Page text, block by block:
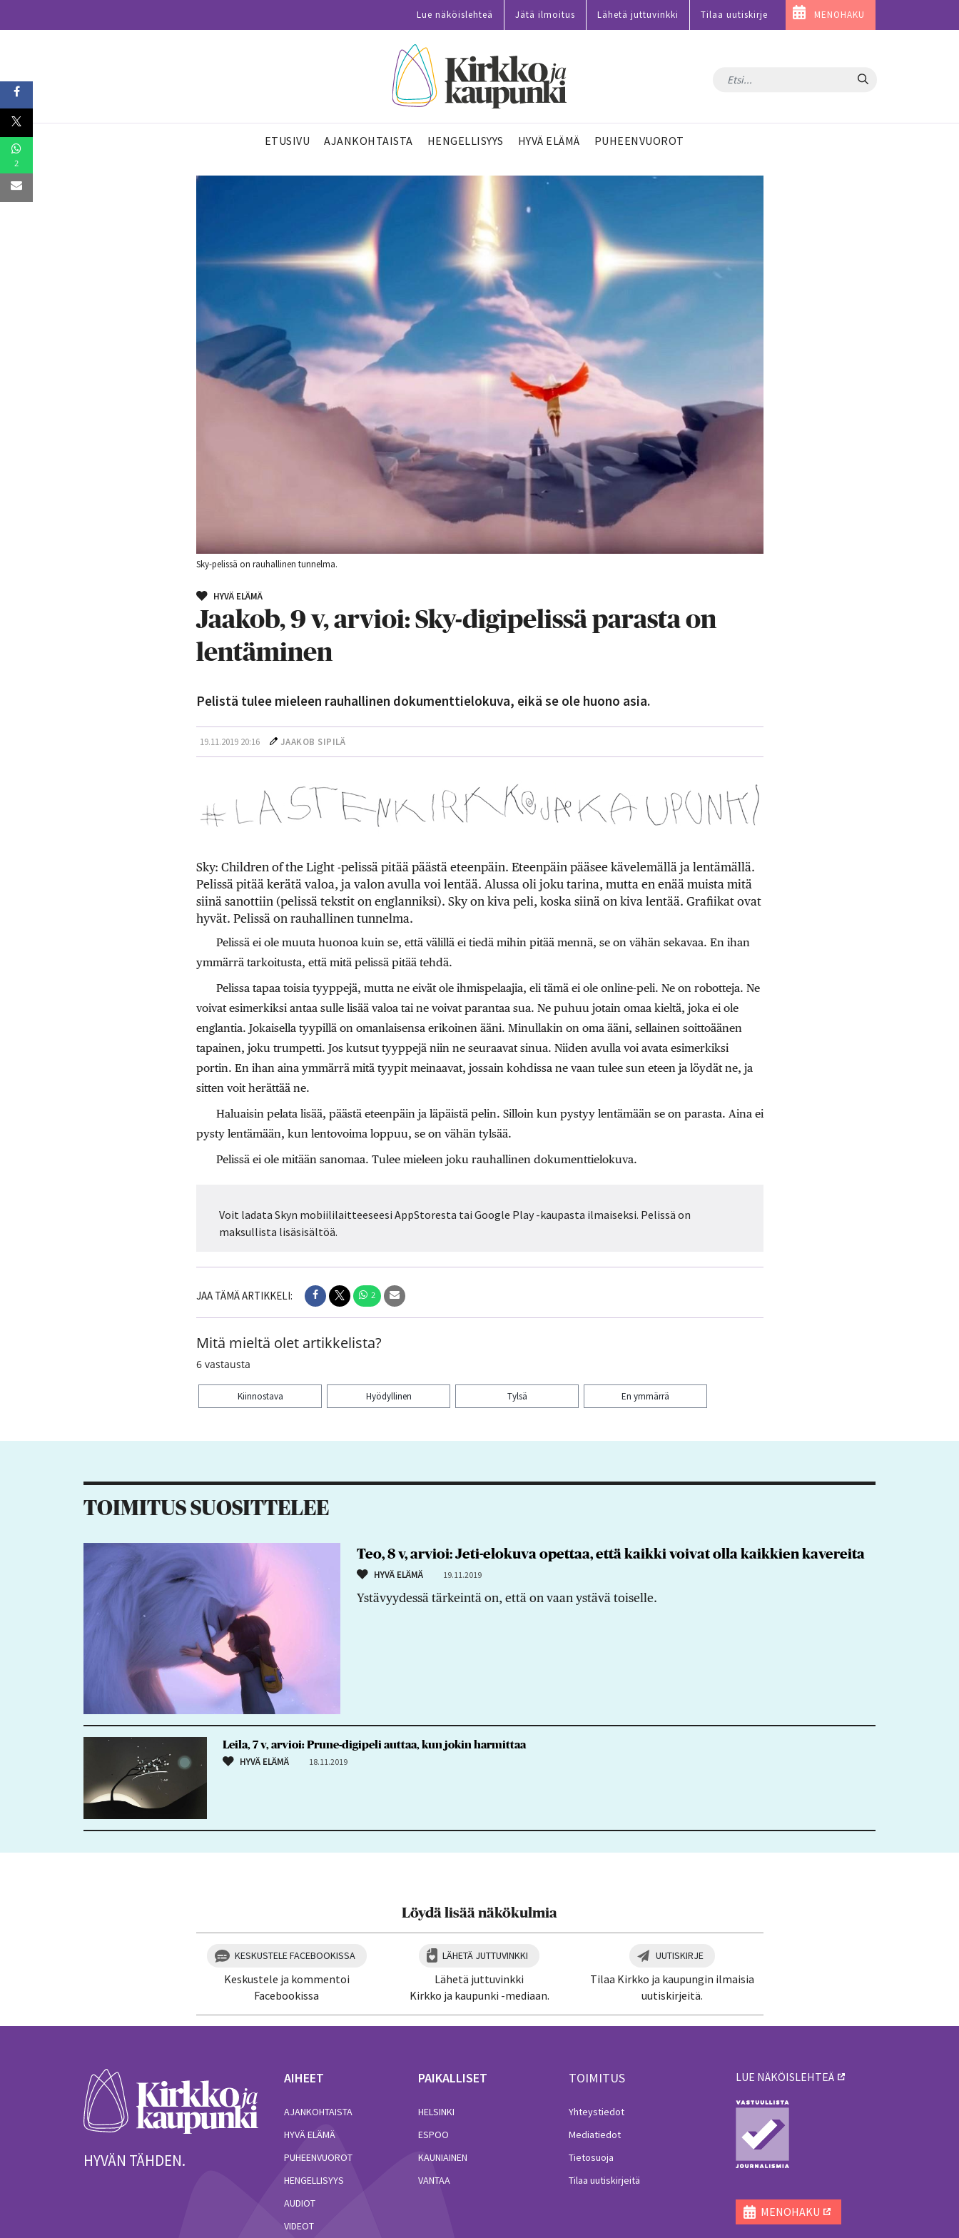
Lue näköislehteä Jätä ilmoitus Lähetä juttuvinkki Tilaa uutiskirje MENOHAKU
Hae
ETUSIVU AJANKOHTAISTA HENGELLISYYS HYVÄ ELÄMÄ PUHEENVUOROT
Sky-pelissä on rauhallinen tunnelma.
HYVÄ ELÄMÄ
Jaakob, 9 v, arvioi: Sky-digipelissä parasta on
lentäminen
Pelistä tulee mieleen rauhallinen dokumenttielokuva, eikä se ole huono asia.
19.11.2019 20:16 JAAKOB SIPILÄ
Sky: Children of the Light -pelissä pitää päästä eteenpäin. Eteenpäin pääsee kävelemällä ja lentämällä.
Pelissä pitää kerätä valoa, ja valon avulla voi lentää. Alussa oli joku tarina, mutta en enää muista mitä
siinä sanottiin (pelissä tekstit on englanniksi). Sky on kiva peli, koska siinä on kiva lentää. Grafiikat ovat
hyvät. Pelissä on rauhallinen tunnelma.
Pelissä ei ole muuta huonoa kuin se, että välillä ei tiedä mihin pitää mennä, se on vähän sekavaa. En ihan
ymmärrä tarkoitusta, että mitä pelissä pitää tehdä.
Pelissa tapaa toisia tyyppejä, mutta ne eivät ole ihmispelaajia, eli tämä ei ole online-peli. Ne on robotteja. Ne
voivat esimerkiksi antaa sulle lisää valoa tai ne voivat parantaa sua. Ne puhuu jotain omaa kieltä, joka ei ole
englantia. Jokaisella tyypillä on omanlaisensa erikoinen ääni. Minullakin on oma ääni, sellainen soittoäänen
tapainen, joku trumpetti. Jos kutsut tyyppejä niin ne seuraavat sinua. Niiden avulla voi avata esimerkiksi
portin. En ihan aina ymmärrä mitä tyypit meinaavat, jossain kohdissa ne vaan tulee sun eteen ja löydät ne, ja
sitten voit herättää ne.
Haluaisin pelata lisää, päästä eteenpäin ja läpäistä pelin. Silloin kun pystyy lentämään se on parasta. Aina ei
pysty lentämään, kun lentovoima loppuu, se on vähän tylsää.
Pelissä ei ole mitään sanomaa. Tulee mieleen joku rauhallinen dokumenttielokuva.
Voit ladata Skyn mobiililaitteeseesi AppStoresta tai Google Play -kaupasta ilmaiseksi. Pelissä on
maksullista lisäsisältöä.
JAA TÄMÄ ARTIKKELI: 2
Mitä mieltä olet artikkelista?
6 vastausta
Kiinnostava Hyödyllinen Tylsä En ymmärrä
2
TOIMITUS SUOSITTELEE
Teo, 8 v, arvioi: Jeti-elokuva opettaa, että kaikki voivat olla kaikkien kavereita
HYVÄ ELÄMÄ 19.11.2019
Ystävyydessä tärkeintä on, että on vaan ystävä toiselle.
Leila, 7 v, arvioi: Prune-digipeli auttaa, kun jokin harmittaa
HYVÄ ELÄMÄ 18.11.2019
Löydä lisää näkökulmia
KESKUSTELE FACEBOOKISSA
Keskustele ja kommentoi
Facebookissa
LÄHETÄ JUTTUVINKKI
Lähetä juttuvinkki
Kirkko ja kaupunki -mediaan.
UUTISKIRJE
Tilaa Kirkko ja kaupungin ilmaisia
uutiskirjeitä.
HYVÄN TÄHDEN.
AIHEET
AJANKOHTAISTA
HYVÄ ELÄMÄ
PUHEENVUOROT
HENGELLISYYS
AUDIOT
VIDEOT
PAIKALLISET
HELSINKI
ESPOO
KAUNIAINEN
VANTAA
TOIMITUS
Yhteystiedot
Mediatiedot
Tietosuoja
Tilaa uutiskirjeitä
LUE NÄKÖISLEHTEÄ
MENOHAKU